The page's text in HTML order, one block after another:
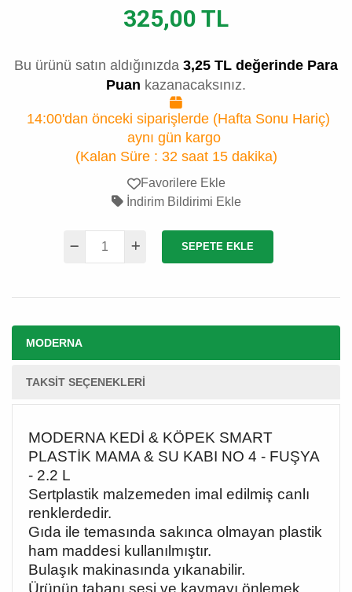
325,00 TL
Bu ürünü satın aldığınızda 3,25 TL değerinde Para
Puan kazanacaksınız.
14:00'dan önceki siparişlerde (Hafta Sonu Hariç)
aynı gün kargo
(Kalan Süre : 32 saat 15 dakika)
Favorilere Ekle
İndirim Bildirimi Ekle
SEPETE EKLE
MODERNA
TAKSIT SEÇENEKLERI
MODERNA KEDİ & KÖPEK SMART
PLASTİK MAMA & SU KABI NO 4 - FUŞYA
- 2.2 L
Sertplastik malzemeden imal edilmiş canlı
renklerdedir.
Gıda ile temasında sakınca olmayan plastik
ham maddesi kullanılmıştır.
Bulaşık makinasında yıkanabilir.
Ürünün tabanı sesi ve kaymayı önlemek